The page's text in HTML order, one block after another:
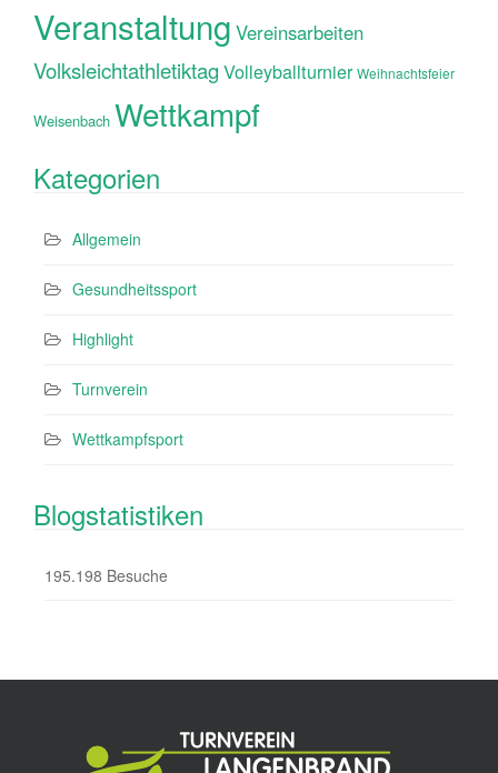
Veranstaltung Vereinsarbeiten
Volksleichtathletiktag Volleyballturnier Weihnachtsfeier
Weisenbach Wettkampf
Kategorien
Allgemein
Gesundheitssport
Highlight
Turnverein
Wettkampfsport
Blogstatistiken
195.198 Besuche